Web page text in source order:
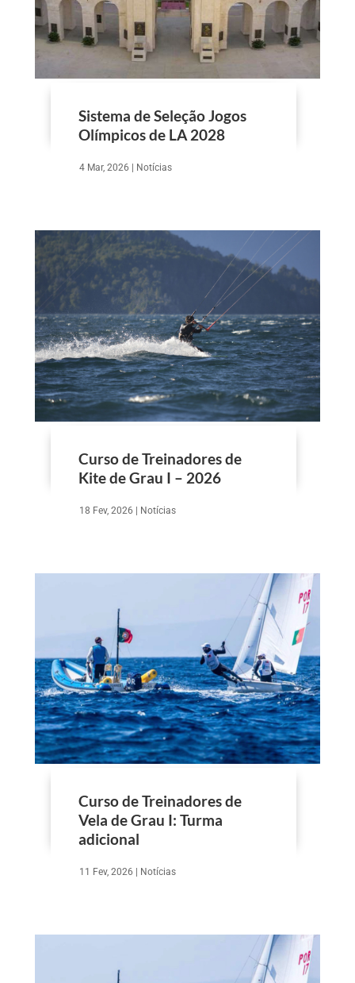
Sistema de Seleção Jogos
Olímpicos de LA 2028
4 Mar, 2026 Notícias
Curso de Treinadores de
Kite de Grau I – 2026
18 Fev, 2026 | Notícias
Curso de Treinadores de
Vela de Grau I: Turma
adicional
11 Fev, 2026 Notícias